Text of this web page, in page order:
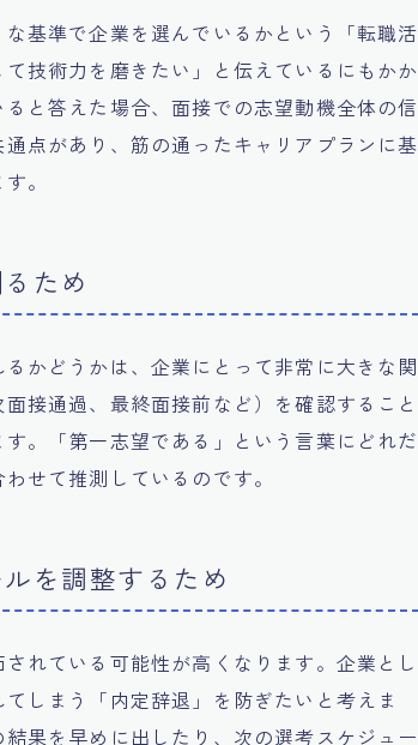
基準で企業を選んでいるかという「転職活
技術力を磨きたい」と伝えているにもかか
と答えた場合、面接での志望動機全体の信
点があり、筋の通ったキャリアプランに基
。
ため
かどうかは、企業にとって非常に大きな関
接通過、最終面接前など）を確認すること
。「第一志望である」という言葉にどれだ
せて推測しているのです。
を調整するため
れている可能性が高くなります。企業とし
しまう「内定辞退」を防ぎたいと考えま
果を早めに出したり、次の選考スケジュー